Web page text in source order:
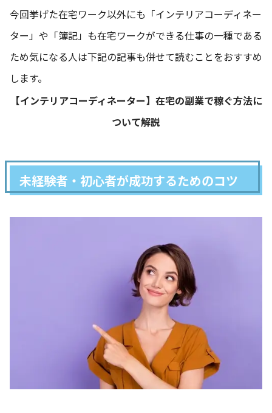
今回挙げた在宅ワーク以外にも「インテリアコーディネー
ター」や「簿記」も在宅ワークができる仕事の一種である
ため気になる人は下記の記事も併せて読むことをおすすめ
します。
【インテリアコーディネーター】在宅の副業で稼ぐ方法に
ついて解説
未経験者・初心者が成功するためのコツ